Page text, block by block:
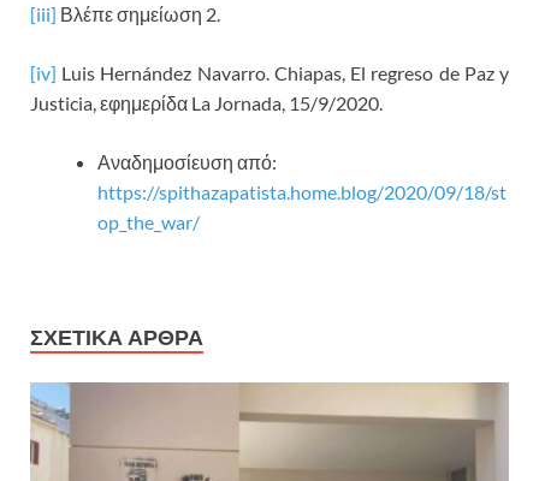
[iii] Βλέπε σημείωση 2.
[iv] Luis Hernández Navarro. Chiapas, El regreso de Paz y
Justicia, εφημερίδα La Jornada, 15/9/2020.
Αναδημοσίευση από:
https://spithazapatista.home.blog/2020/09/18/st
op_the_war/
ΣΧΕΤΙΚΑ ΑΡΘΡΑ